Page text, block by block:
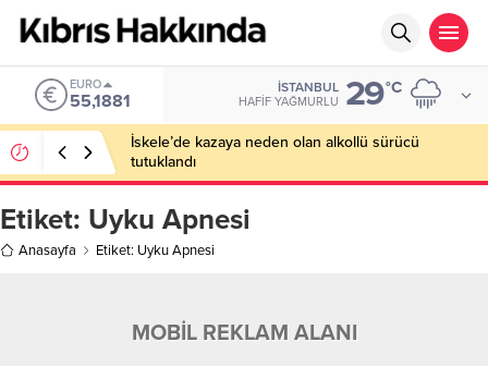
EURO
55,1881
İSTANBUL
HAFIF YAĞMURLU 29°C
İskele’de kazaya neden olan alkollü sürücü
tutuklandı
Etiket: Uyku Apnesi
Anasayfa Etiket: Uyku Apnesi
MOBİL REKLAM ALANI